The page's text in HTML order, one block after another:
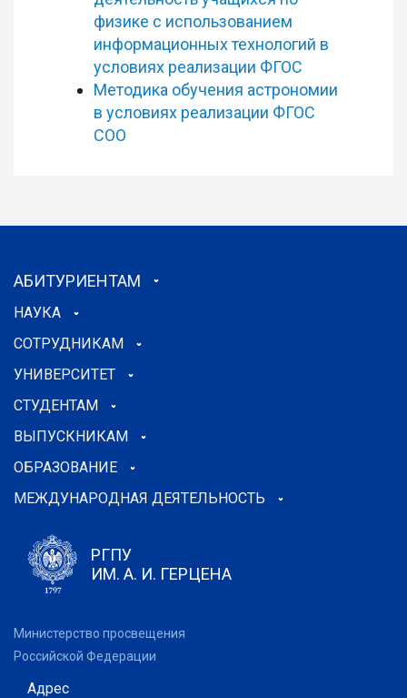
физике с использованием
информационных технологий в
условиях реализации ФГОС
Методика обучения астрономии
в условиях реализации ФГОС
СОО
АБИТУРИЕНТАМ
НАУКА
СОТРУДНИКАМ
УНИВЕРСИТЕТ
СТУДЕНТАМ
ВЫПУСКНИКАМ
ОБРАЗОВАНИЕ
МЕЖДУНАРОДНАЯ ДЕЯТЕЛЬНОСТЬ
РГПУ
ИМ. А. И. ГЕРЦЕНА
Министерство просвещения
Российской Федерации
Адрес